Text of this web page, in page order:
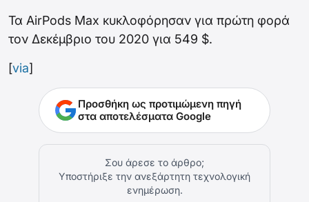
Τα AirPods Max κυκλοφόρησαν για πρώτη φορά
τον Δεκέμβριο του 2020 για 549 $.
[via]
Προσθήκη ως προτιμώμενη πηγή
στα αποτελέσματα Google
Σου άρεσε το άρθρο;
Υποστήριξε την ανεξάρτητη τεχνολογική
ενημέρωση.